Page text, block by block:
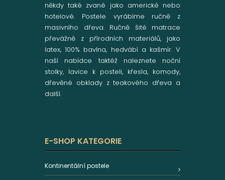
někdy také zvané jako americké nebo
hotelové. Postele vyrábíme ručně z
masivního dřeva. Ručně šité matrace
převážně z přírodních materiálů, jako
latex, 100% bavlna, hedvábí a kašmír. V
naší nabídce taktéž naleznete noční
stolky, lavice k posteli, křesla, komody,
dřevěné obklady z teakového dřeva a
další.
E-SHOP KATEGORIE
Kontinentální postele